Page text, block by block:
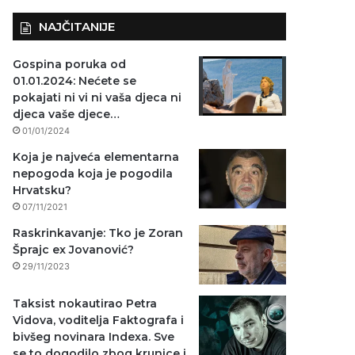
NAJČITANIJE
Gospina poruka od
01.01.2024: Nećete se
pokajati ni vi ni vaša djeca ni
djeca vaše djece…
01/01/2024
Koja je najveća elementarna
nepogoda koja je pogodila
Hrvatsku?
07/11/2021
Raskrinkavanje: Tko je Zoran
Šprajc ex Jovanović?
29/11/2023
Taksist nokautirao Petra
Vidova, voditelja Faktografa i
bivšeg novinara Indexa. Sve